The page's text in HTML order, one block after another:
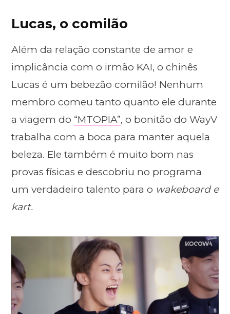
Lucas, o comilão
Além da relação constante de amor e
implicância com o irmão KAI, o chinês
Lucas é um bebezão comilão! Nenhum
membro comeu tanto quanto ele durante
a viagem do “MTOPIA”, o bonitão do WayV
trabalha com a boca para manter aquela
beleza. Ele também é muito bom nas
provas físicas e descobriu no programa
um verdadeiro talento para o wakeboard e
kart.